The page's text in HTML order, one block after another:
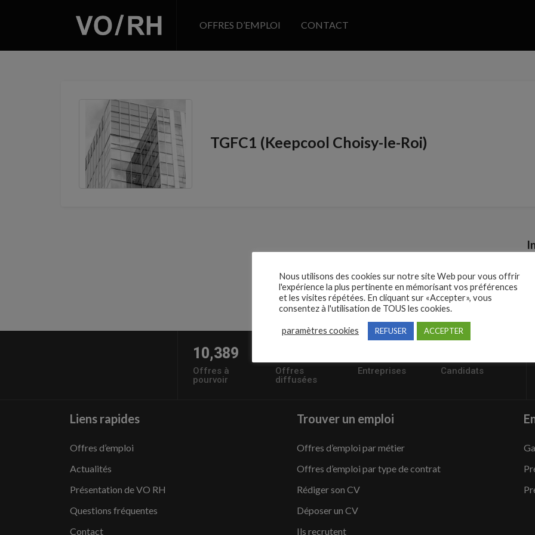
OFFRES D’EMPLOI CONTACT
TGFC1 (Keepcool Choisy-le-Roi)
10,389
Offres à
pourvoir
Offres
diffusées
Entreprises Candidats
Liens rapides
Offres d’emploi
Actualités
Présentation de VO RH
Questions fréquentes
Contact
Trouver un emploi
Offres d’emploi par métier
Offres d’emploi par type de contrat
Rédiger son CV
Déposer un CV
Ils recrutent
Nous utilisons des cookies sur notre site Web pour vous offrir
l'expérience la plus pertinente en mémorisant vos préférences
et les visites répétées. En cliquant sur «Accepter», vous
consentez à l'utilisation de TOUS les cookies.
paramètres cookies REFUSER ACCEPTER